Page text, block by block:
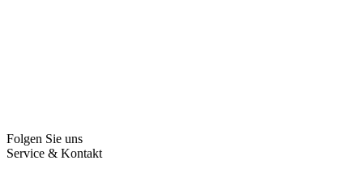
Folgen Sie uns
Service & Kontakt